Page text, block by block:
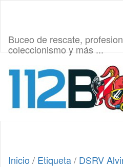
Buceo de rescate,
coleccionismo y más ...
Inicio / Etiqueta/ DSRV